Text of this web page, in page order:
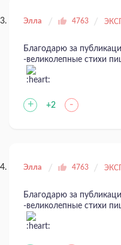
Элла 4763
Благодарю за
-великолепные стихи
+ +2 -
Элла 4763
Благодарю за
-великолепные стихи